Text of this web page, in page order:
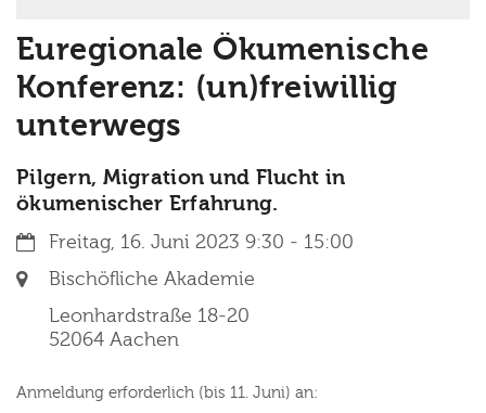
Euregionale Ökumenische
Konferenz: (un)freiwillig
unterwegs
Pilgern, Migration und Flucht in
ökumenischer Erfahrung.
Datum:Freitag, 16. Juni 2023 9:30 - 15:00
Ort:
Bischöfliche Akademie
Leonhardstraße 18-20
52064 Aachen
Anmeldung erforderlich (bis 11. Juni) an: